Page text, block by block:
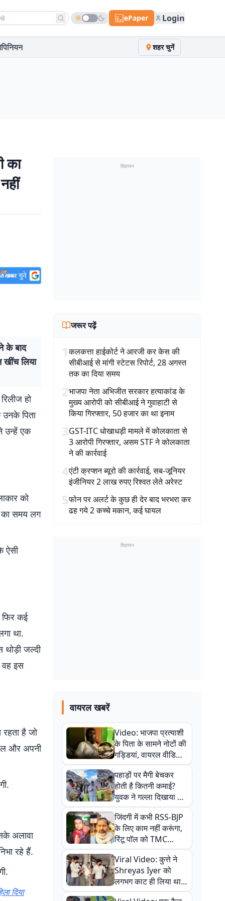
news ePaper Login
शहर चुनें
का
के बाद
खींच लिया
हो
पिता
उन्हें एक
को
का समय लग
ऐसी
फिर कई
था.
थोड़ी जल्दी
वह इस
है जो
और अपनी
अलावा
रहे हैं.
दिया
विज्ञापन
जरूर पढ़ें
1कलकत्ता हाईकोर्ट ने आरजी कर केस की
सीबीआई से मांगी स्टेटस रिपोर्ट, 28 अगस्त
तक का दिया समय
2भाजपा नेता अभिजीत सरकार हत्याकांड के
मुख्य आरोपी को सीबीआई ने गुवाहाटी से
किया गिरफ्तार, 50 हजार का था इनाम
3GST-ITC धोखाधड़ी मामले में कोलकाता से
3 आरोपी गिरफ्तार, असम STF ने कोलकाता
ने की कार्रवाई
4एंटी क्रप्शन ब्यूरो की कार्रवाई, सब-जूनियर
इंजीनियर 2 लाख रुपए रिश्वत लेते अरेस्ट
5फोन पर अलर्ट के कुछ ही देर बाद भरभरा कर
ढह गये 2 कच्चे मकान, कई घायल
विज्ञापन
वायरल खबरें
Video: भाजपा प्रत्याशी
के पिता के सामने नोटों की
गड्डियां, वायरल वीडियो
से राजनीति में उबाल,
अजित महतो बोले- TMC
की गंदी चाल
पहाड़ों पर मैगी बेचकर
होती है कितनी कमाई?
युवक ने गल्ला दिखाया तो
नौकरी वालों के खड़े हो गए
कान
जिंदगी में कभी RSS-BJP
के लिए काम नहीं करूंगा,
रिंटू पॉल को TMC
ऑफिस में ले जाकर पीटा,
Video वायरल
Viral Video: कुत्ते ने
Shreyas Iyer को
लगभग काट ही लिया था,
न्यूजीलैंड सीरीज से पहले